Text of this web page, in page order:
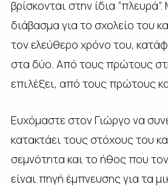
βρίσκονται στην ίδια
διάβασμα για το σχολείο του
τον ελεύθερο χρόνο του,
στα δύο. Από τους πρώτους
επιλέξει, από τους πρώτους
Ευχόμαστε στον Γιώργο να
κατακτάει τους στόχους του
σεμνότητα και το ήθος που τον
είναι πηγή έμπνευσης για τα